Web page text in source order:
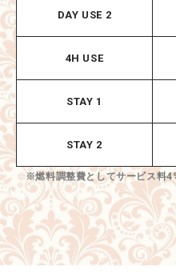
DAY USE 2
4H USE
STAY 1
STAY 2
※燃料調整費としてサービス料